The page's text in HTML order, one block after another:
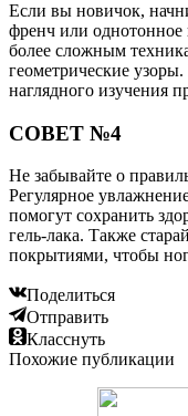
Если вы новичок,
френч или однотонное
более сложным
геометрические
наглядного изучения
СОВЕТ №4
Не забывайте о
Регулярное
помогут сохранить
гель-лака. Также
покрытиями, чтобы
Поделиться
Отправить
Класснуть
Похожие публикации